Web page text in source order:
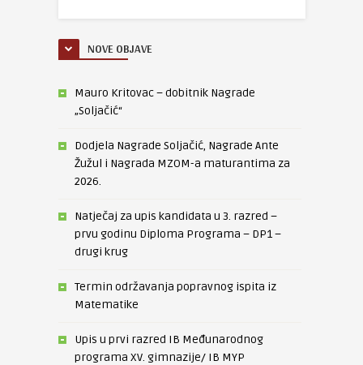
NOVE OBJAVE
Mauro Kritovac – dobitnik Nagrade
„Soljačić“
Dodjela Nagrade Soljačić, Nagrade Ante
Žužul i Nagrada MZOM-a maturantima za
2026.
Natječaj za upis kandidata u 3. razred –
prvu godinu Diploma Programa – DP1 –
drugi krug
Termin održavanja popravnog ispita iz
Matematike
Upis u prvi razred IB Međunarodnog
programa XV. gimnazije/ IB MYP